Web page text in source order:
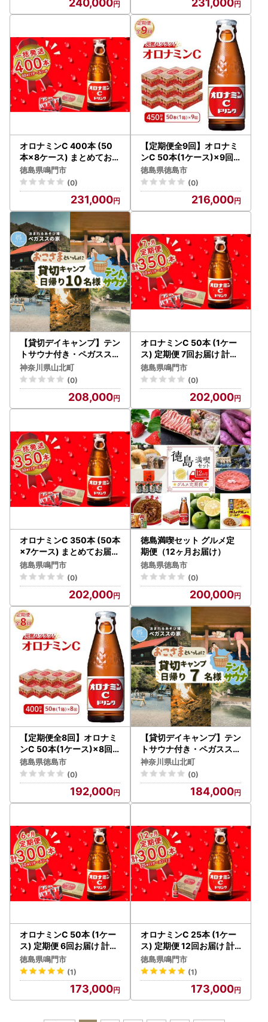
オロナミンC 400本 (50
本×8ケース) まとめてお届
け 【大塚グループ発祥の
地】オロナミンC 炭酸飲
料
徳島県鳴門市
(0)
231,000
【定期便全9回】オロナミ
ンC 50本(1ケース)×9回
計450本 炭酸飲料 飲料
徳島県徳島市
(0)
216,000
【貸切デイキャンプ】テン
トサウナ付き・ペガススの
家【０泊１日・１０名】【
体験 チケット 旅行 キャン
プ アウトドア 神奈川県 山
神奈川県山北町
(0)
208,000
オロナミンC 50本 (1ケー
ス) 定期便 7回お届け 計35
0本 【大塚グループ発祥
の地】オロナミンC 炭酸
飲料
徳島県鳴門市
(0)
202,000
オロナミンC 350本 (50本
×7ケース) まとめてお届け
【大塚グループ発祥の地
】オロナミンC 炭酸飲料
徳島県鳴門市
(0)
202,000
徳島満喫セット グルメ定
期便（12ヶ月お届け）
徳島県徳島市
(0)
200,000
【定期便全8回】オロナミ
ンC 50本(1ケース)×8回
計400本 炭酸飲料 飲料
徳島県徳島市
(0)
192,000
【貸切デイキャンプ】テン
トサウナ付き・ペガススの
家【０泊１日・７名】【
体験 チケット 旅行 キャン
プ アウトドア 神奈川県 山
神奈川県山北町
(0)
184,000
オロナミンC 50本 (1ケー
ス) 定期便 6回お届け 計3
00本 【大塚グループ発
祥の地】オロナミンC 炭
酸飲料
徳島県鳴門市
(1)
173,000
オロナミンC 25本 (1ケー
ス) 定期便 12回お届け 計3
00本 【大塚グループ発
祥の地】 オロナミンC
炭酸飲料
徳島県鳴門市
(1)
173,000